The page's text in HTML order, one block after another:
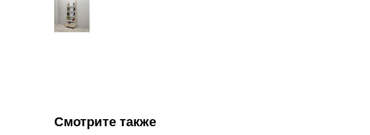
Смотрите также